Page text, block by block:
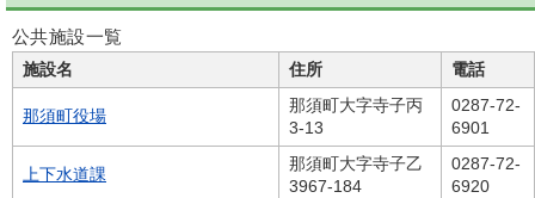
公共施設一覧
施設名
住所 電話
那須町役場
那須町大字寺子丙
3-13
0287-72-
6901
上下水道課
那須町大字寺子乙
3967-184
0287-72-
6920